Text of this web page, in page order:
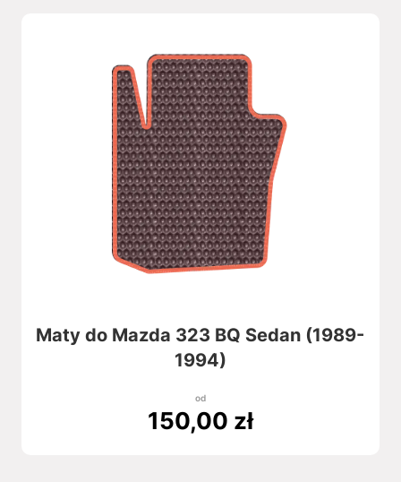
Maty do Mazda 323 BQ Sedan (1989-
1994)
od
150,00 zł